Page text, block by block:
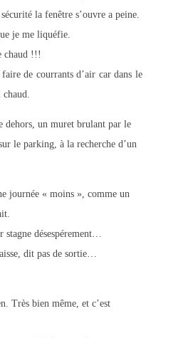
la fenêtre s’ouvre a peine.
je me liquéfie.
chaud !!!
faire de courrants d’air car dans le
dehors, un muret brulant par le
le parking, à la recherche d’un
journée « moins », comme un
désespérement…
dit pas de sortie…
Très bien même, et c’est